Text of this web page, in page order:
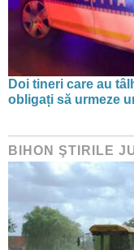
Doi tineri care au
obligați să urmeze
BIHON ŞTIRILE